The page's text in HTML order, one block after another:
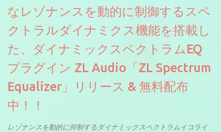
なレゾナンスを動的に制御するスペ
クトラルダイナミクス機能を搭載し
た、ダイナミックスペクトラムEQ
プラグイン ZL Audio「ZL Spectrum
Equalizer」リリース & 無料配布
中！！
レゾナンスを動的に抑制するダイナミックスペクトラムイコライ